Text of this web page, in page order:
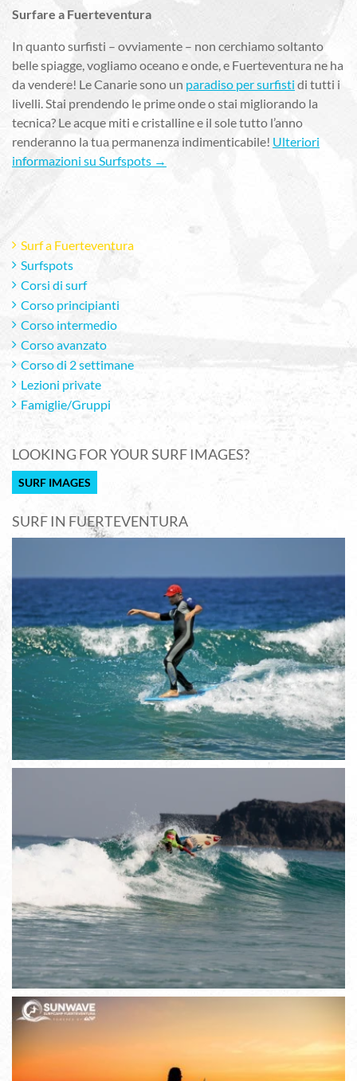
Surfare a Fuerteventura
In quanto surfisti – ovviamente – non cerchiamo soltanto
belle spiagge, vogliamo oceano e onde, e Fuerteventura ne ha
da vendere! Le Canarie sono un paradiso per surfisti di tutti i
livelli. Stai prendendo le prime onde o stai migliorando la
tecnica? Le acque miti e cristalline e il sole tutto l’anno
renderanno la tua permanenza indimenticabile! Ulteriori
informazioni su Surfspots →
Surf a Fuerteventura
Surfspots
Corsi di surf
Corso principianti
Corso intermedio
Corso avanzato
Corso di 2 settimane
Lezioni private
Famiglie/Gruppi
LOOKING FOR YOUR SURF IMAGES?
SURF IMAGES
SURF IN FUERTEVENTURA